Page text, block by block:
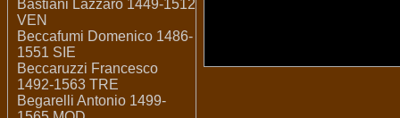
Bastiani Lazzaro 1449-1512
VEN
Beccafumi Domenico 1486-
1551 SIE
Beccaruzzi Francesco
1492-1563 TRE
Begarelli Antonio 1499-